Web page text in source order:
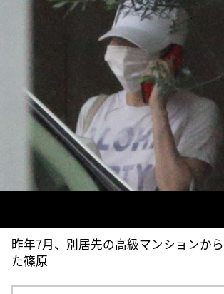
昨年7月、別居先の高級マンションか
た篠原